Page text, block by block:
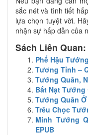
sắc nét và tình tiết
lựa chọn tuyệt vời.
nhận sự hấp dẫn của
Sách Liên Quan:
Phế Hậu
Tương Tỉnh –
Tướng Quân,
Bắt Nạt Tướng
Tướng Quân Ở
Trêu Chọc
Minh Tướng
EPUB